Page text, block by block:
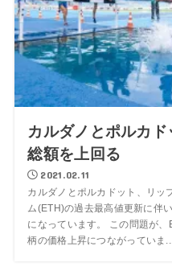
カルダノとポルカ
総額を上回る
2021.02.11
カルダノとポルカドット、リッ
ム(ETH)の過去最高値更新に伴
になっています。 この問題が
柄の価格上昇につながっていま...